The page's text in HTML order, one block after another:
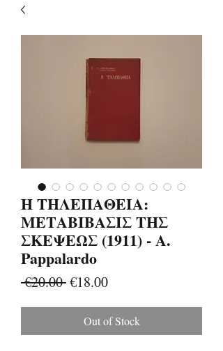
Η ΤΗΛΕΠΑΘΕΙΑ:
ΜΕΤΑΒΙΒΑΣΙΣ ΤΗΣ
ΣΚΕΨΕΩΣ (1911) - A.
Pappalardo
€20.00 Regular
€18.00Sale
Out of Stock